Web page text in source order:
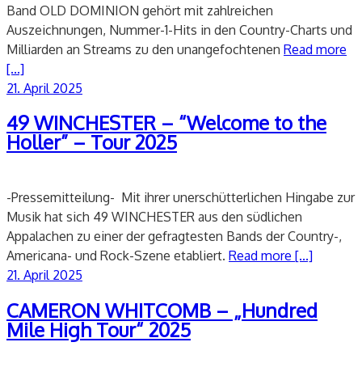
Band OLD DOMINION gehört mit zahlreichen
Auszeichnungen, Nummer-1-Hits in den Country-Charts und
Milliarden an Streams zu den unangefochtenen Read more
[...]
Veröffentlicht
21. April 2025
49 WINCHESTER – “Welcome to the
Holler” – Tour 2025
-Pressemitteilung- Mit ihrer unerschütterlichen Hingabe zur
Musik hat sich 49 WINCHESTER aus den südlichen
Appalachen zu einer der gefragtesten Bands der Country-,
Americana- und Rock-Szene etabliert. Read more [...]
Veröffentlicht
21. April 2025
CAMERON WHITCOMB – „Hundred
Mile High Tour“ 2025